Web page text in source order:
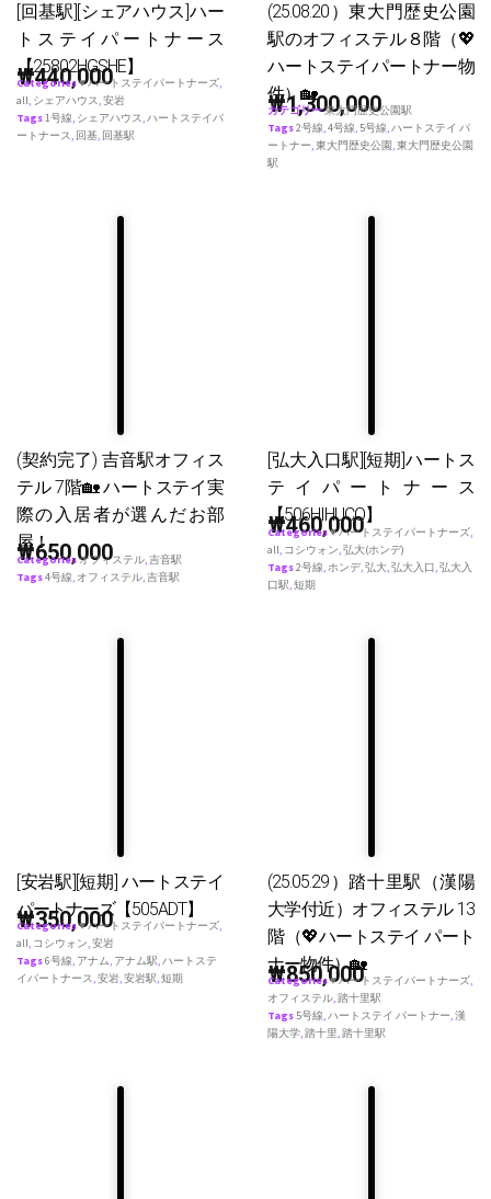
[回基駅][シェアハウス]ハー
トステイパートナース
【25802HGSHE】
₩440,000
Categories♥ ハートステイパートナーズ,
all, シェアハウス,安岩
Tags1号線, シェアハウス,ハートステイパ
ートナース, 回基, 回基駅
(25.08.20）東大門歴史公園
駅のオフィステル８階（💖
ハートステイパートナー物
件）🏡
₩1,300,000
カテゴリー東大門歴史公園駅
Tags2号線,4号線, 5号線,ハートステイ パ
ートナー,東大門歴史公園 ,東大門歴史公園
駅
(契約完了) 吉音駅オフィス
テル 7階🏡 ハートステイ実
際の入居者が選んだお部
屋！
₩650,000
Categoriesオフィステル,吉音駅
Tags4号線, オフィステル,吉音駅
[弘大入口駅][短期]ハートス
テイパートナース
【506HIHUCO】
₩460,000
Categories♥ ハートステイパートナーズ,
all, コシウォン,弘大(ホンデ)
Tags2号線,ホンデ,弘大,弘大入口,弘大入
口駅,短期
[安岩駅][短期] ハートステイ
パートナーズ【505ADT】
₩350,000
Categories♥ ハートステイパートナーズ,
all, コシウォン,安岩
Tags6号線, アナム, アナム駅,ハートステ
イパートナース,安岩,安岩駅,短期
(25.05.29）踏十里駅（漢陽
大学付近）オフィステル 13
階（💖ハートステイ パート
ナー物件）🏡
₩850,000
Categories♥ ハートステイパートナーズ,
オフィステル,踏十里駅
Tags 5号線,ハートステイ パートナー,漢
陽大学,踏十里,踏十里駅